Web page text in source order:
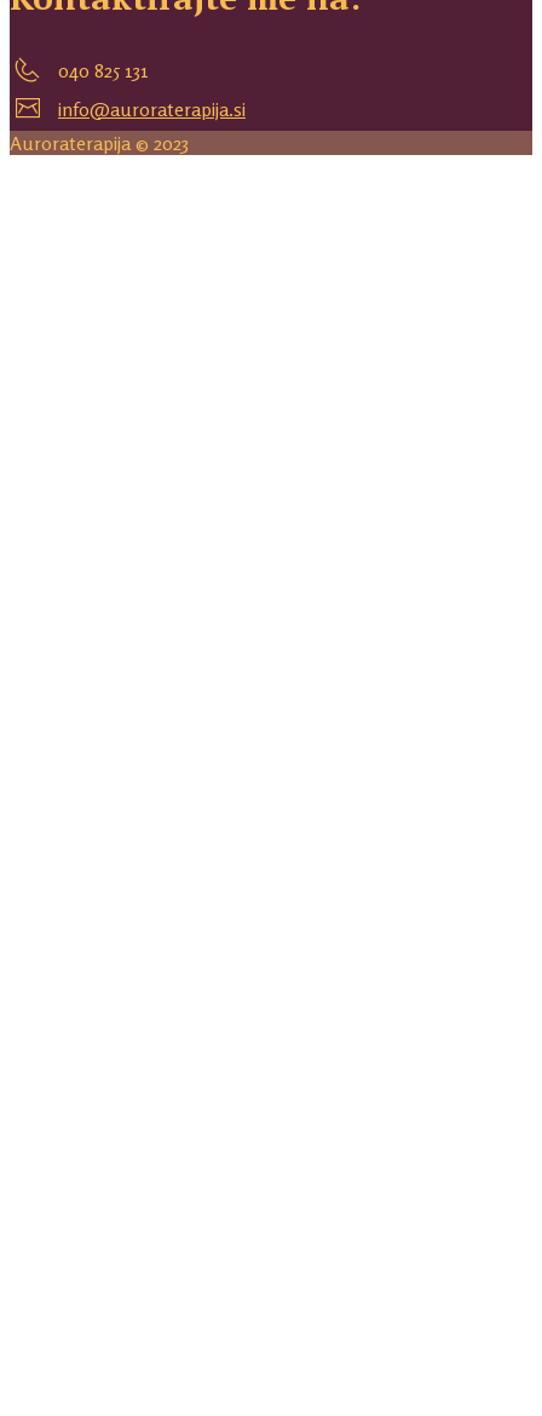
040 825 131
info@auroraterapija.si
Auroraterapija © 2023